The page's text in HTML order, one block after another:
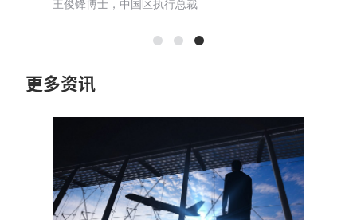
王俊锋博士，中国区执行总裁
更多资讯